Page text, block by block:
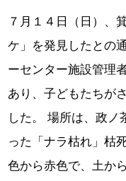
７月１４日（日）、
ケ」を発見したとの
ーセンター施設管理
あり、子どもたちが
した。 場所は、政ノ
った「ナラ枯れ」枯
色から赤色で、土か